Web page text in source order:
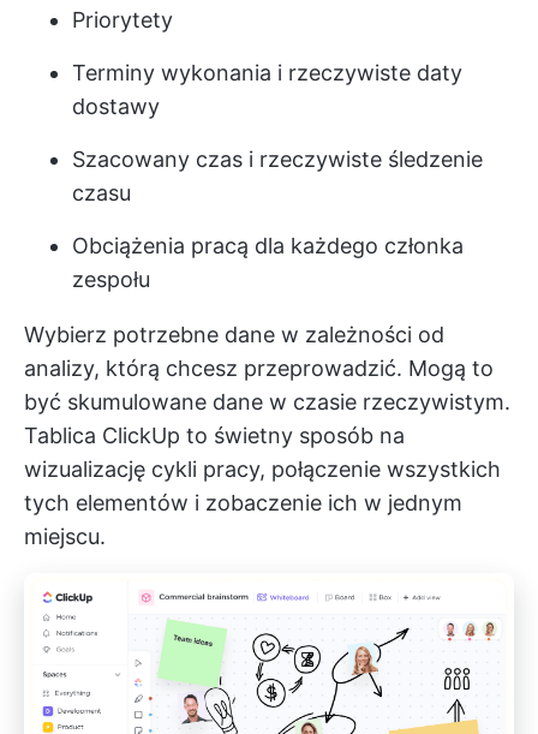
Priorytety
Terminy wykonania i rzeczywiste daty
dostawy
Szacowany czas i rzeczywiste śledzenie
czasu
Obciążenia pracą dla każdego członka
zespołu
Wybierz potrzebne dane w zależności od
analizy, którą chcesz przeprowadzić. Mogą to
być skumulowane dane w czasie rzeczywistym.
Tablica ClickUp to świetny sposób na
wizualizację cykli pracy, połączenie wszystkich
tych elementów i zobaczenie ich w jednym
miejscu.